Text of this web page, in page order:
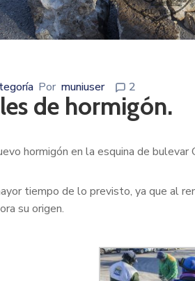
Por muniuser 2
de hormigón.
hormigón en la esquina de bulevar
tiempo de lo previsto, ya que al
su origen.